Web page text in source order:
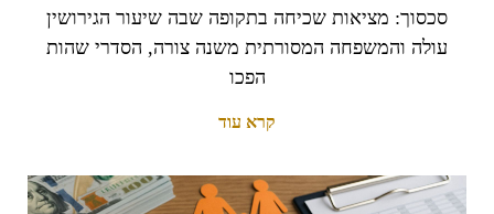
סכסוך: מציאות שכיחה בתקופה שבה שיעור הגירושין
עולה והמשפחה המסורתית משנה צורה, הסדרי שהות
הפכו
קרא עוד